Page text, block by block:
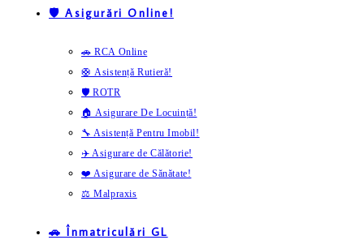
🛡️ Asigurări Online!
🚗 RCA Online
🛟 Asistență Rutieră!
🛡️ ROTR
🏠 Asigurare De Locuință!
🔧 Asistență Pentru Imobil!
✈️ Asigurare de Călătorie!
❤️ Asigurare de Sănătate!
⚖️ Malpraxis
🚗 Înmatriculări GL